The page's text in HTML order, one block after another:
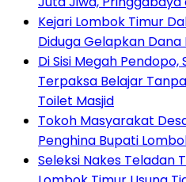
Kejari Lombok Timur
Diduga Gelapkan Dana
Di Sisi Megah Pendopo,
Terpaksa Belajar
Toilet Masjid
Tokoh Masyarakat
Penghina Bupati
Seleksi Nakes Teladan